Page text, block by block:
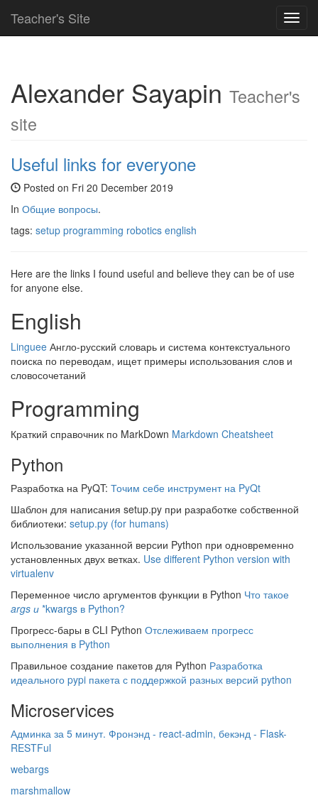
Teacher's Site
Alexander Sayapin Teacher's
site
Useful links for everyone
Posted on Fri 20 December 2019
In Общие вопросы.
tags: setup programming robotics english
Here are the links I found useful and believe they can be of use
for anyone else.
English
Linguee Англо-русский словарь и система контекстуального
поиска по переводам, ищет примеры использования слов и
словосочетаний
Programming
Краткий справочник по MarkDown Markdown Cheatsheet
Python
Разработка на PyQT: Точим себе инструмент на PyQt
Шаблон для написания setup.py при разработке собственной
библиотеки: setup.py (for humans)
Использование указанной версии Python при одновременно
установленных двух ветках. Use different Python version with
virtualenv
Переменное число аргументов функции в Python Что такое
args и *kwargs в Python?
Прогресс-бары в CLI Python Отслеживаем прогресс
выполнения в Python
Правильное создание пакетов для Python Разработка
идеального pypi пакета с поддержкой разных версий python
Microservices
Админка за 5 минут. Фронэнд - react-admin, бекэнд - Flask-
RESTFul
webargs
marshmallow